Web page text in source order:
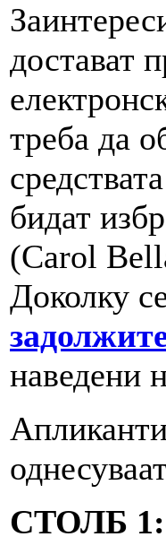
достават
треба да
бидат
(Carol
Доколку
наведени
СТОЛБ 1: